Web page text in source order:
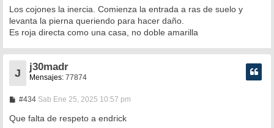
Los cojones la inercia. Comienza la entrada a ras de suelo y
levanta la pierna queriendo para hacer daño.
Es roja directa como una casa, no doble amarilla
J
j30madr
Mensajes: 77874
#434M
n
Sab Ene 25, 2025 10:57 pm
Que falta de respeto a endrick